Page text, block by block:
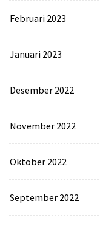
Februari 2023
Januari 2023
Desember 2022
November 2022
Oktober 2022
September 2022